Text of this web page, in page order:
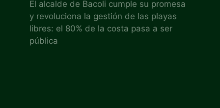
El alcalde de Bacoli cumple su promesa
y revoluciona la gestión de las playas
libres: el 80% de la costa pasa a ser
pública